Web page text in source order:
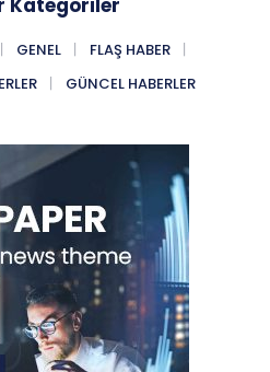
Kategoriler
GENEL
FLAŞ HABER
GÜNCEL HABERLER